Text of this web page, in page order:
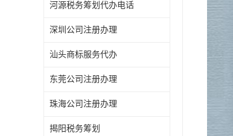
河源税务筹划代办电话
深圳公司注册办理
汕头商标服务代办
东莞公司注册办理
珠海公司注册办理
揭阳税务筹划